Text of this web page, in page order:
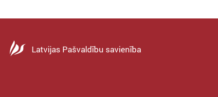
Latvijas Pašvaldību savienība